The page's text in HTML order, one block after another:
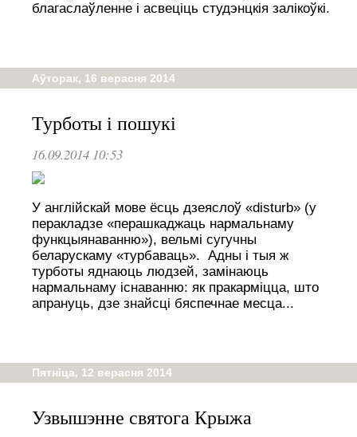
благаслаўленне і асвеціць студэнцкія залікоўкі.
Аўторак, 16 верасня 2014
Турботы і пошукі
16.09.2014 10:53
У англійскай мове ёсць дзеяслоў «disturb» (у
перакладзе «перашкаджаць нармальнаму
функцыянаванню»), вельмі сугучны
беларускаму «турбаваць». Адны і тыя ж
турботы яднаюць людзей, замінаюць
нармальнаму існаванню: як пракарміцца, што
апрануць, дзе знайсці бяспечнае месца...
Пятніца, 12 верасня 2014
Узвышэнне святога Крыжа